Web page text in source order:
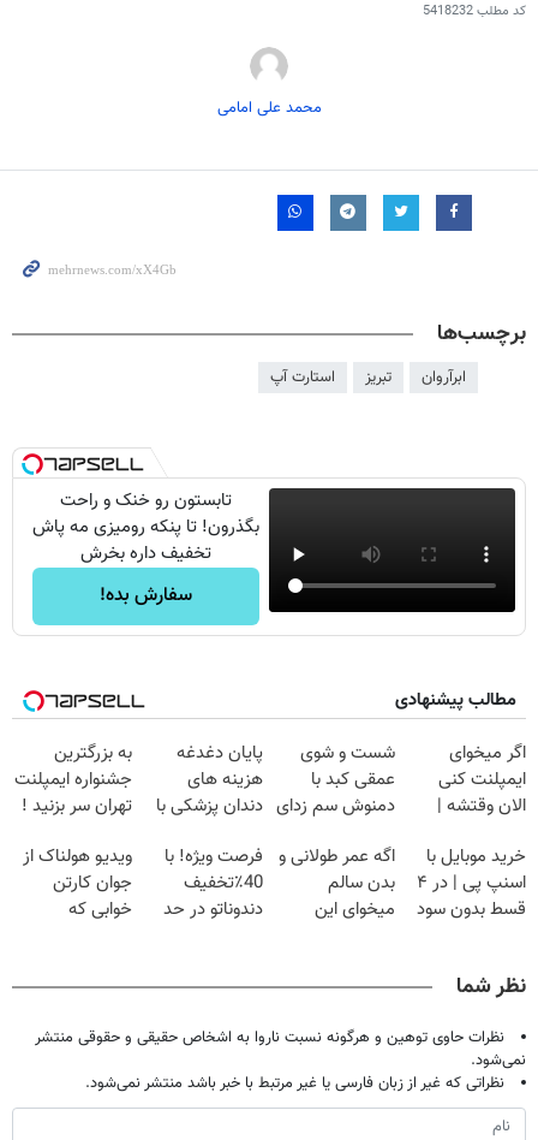
کد مطلب5418232
محمد علی امامی
برچسب‌ها
ابرآروان تبریز استارت آپ
تابستون رو خنک و راحت
بگذرون! تا پنکه رومیزی مه پاش
تخفیف داره بخرش
سفارش بده!
مطالب پیشنهادی
اگر میخوای
ایمپلنت کنی
الان وقتشه |
میلیون تومان!!!
شست و شوی
عمقی کبد با
دمنوش سم زدای
پایان دغدغه
هزینه های
دندان پزشکی با
خانگی
به بزرگترین
جشنواره ایمپلنت
تهران سر بزنید !
میلیون !
خرید موبایل با
اسنپ پی | در ۴
قسط بدون سود
اگه عمر طولانی و
بدن سالم
میخوای این
فرصت ویژه! با
40٪تخفیف
دندوناتو در حد
ویدیو هولناک از
جوان کارتن
خوابی که
نظر شما
نظرات حاوی توهین و هرگونه نسبت ناروا به اشخاص حقیقی و حقوقی منتشر
نمی‌شود.
نظراتی که غیر از زبان فارسی یا غیر مرتبط با خبر باشد منتشر نمی‌شود.